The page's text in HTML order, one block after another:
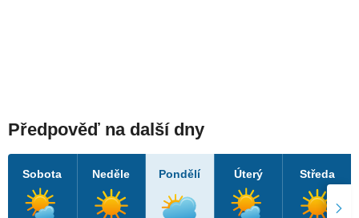
Předpověď na další dny
Sobota Neděle Pondělí Úterý Středa